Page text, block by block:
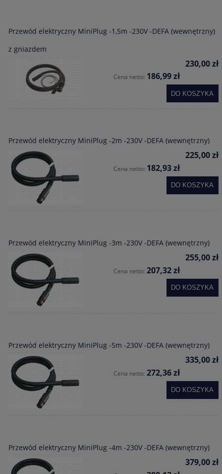
Przewód elektryczny MiniPlug -1,5m -230V -DEFA (wewnętrzny)
z gniazdem
230,00 zł
Cena netto: 186,99 zł
DO KOSZYKA
Przewód elektryczny MiniPlug -2m -230V -DEFA (wewnętrzny)
225,00 zł
Cena netto: 182,93 zł
DO KOSZYKA
Przewód elektryczny MiniPlug -3m -230V -DEFA (wewnętrzny)
255,00 zł
Cena netto: 207,32 zł
DO KOSZYKA
Przewód elektryczny MiniPlug -5m -230V -DEFA (wewnętrzny)
335,00 zł
Cena netto: 272,36 zł
DO KOSZYKA
Przewód elektryczny MiniPlug -4m -230V -DEFA (wewnętrzny)
379,00 zł